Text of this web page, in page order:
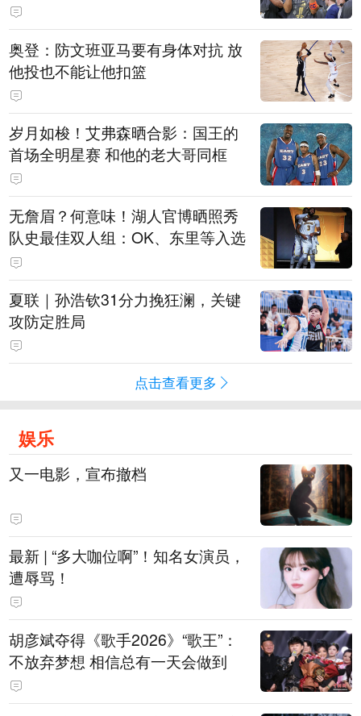
奥登：防文班亚马要有身体对抗 放
他投也不能让他扣篮
岁月如梭！艾弗森晒合影：国王的
首场全明星赛 和他的老大哥同框
无詹眉？何意味！湖人官博晒照秀
队史最佳双人组：OK、东里等入选
夏联｜孙浩钦31分力挽狂澜，关键
攻防定胜局
点击查看更多
娱乐
又一电影，宣布撤档
最新 | “多大咖位啊”！知名女演员，
遭辱骂！
胡彦斌夺得《歌手2026》“歌王”：
不放弃梦想 相信总有一天会做到